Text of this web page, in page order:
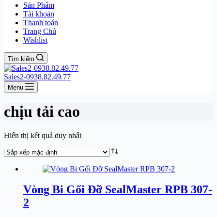
Sản Phẩm
Tài khoản
Thanh toán
Trang Chủ
Wishlist
Tìm kiếm
Sales2-0938.82.49.77
Menu
chịu tải cao
Hiển thị kết quả duy nhất
Vòng Bi Gối Đỡ SealMaster RPB 307-
2